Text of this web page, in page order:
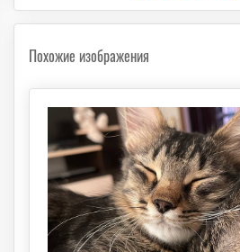
Похожие изображения